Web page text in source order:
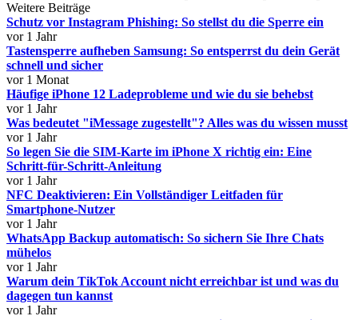
Weitere Beiträge
Schutz vor Instagram Phishing: So stellst du die Sperre ein
vor 1 Jahr
Tastensperre aufheben Samsung: So entsperrst du dein Gerät
schnell und sicher
vor 1 Monat
Häufige iPhone 12 Ladeprobleme und wie du sie behebst
vor 1 Jahr
Was bedeutet "iMessage zugestellt"? Alles was du wissen musst
vor 1 Jahr
So legen Sie die SIM-Karte im iPhone X richtig ein: Eine
Schritt-für-Schritt-Anleitung
vor 1 Jahr
NFC Deaktivieren: Ein Vollständiger Leitfaden für
Smartphone-Nutzer
vor 1 Jahr
WhatsApp Backup automatisch: So sichern Sie Ihre Chats
mühelos
vor 1 Jahr
Warum dein TikTok Account nicht erreichbar ist und was du
dagegen tun kannst
vor 1 Jahr